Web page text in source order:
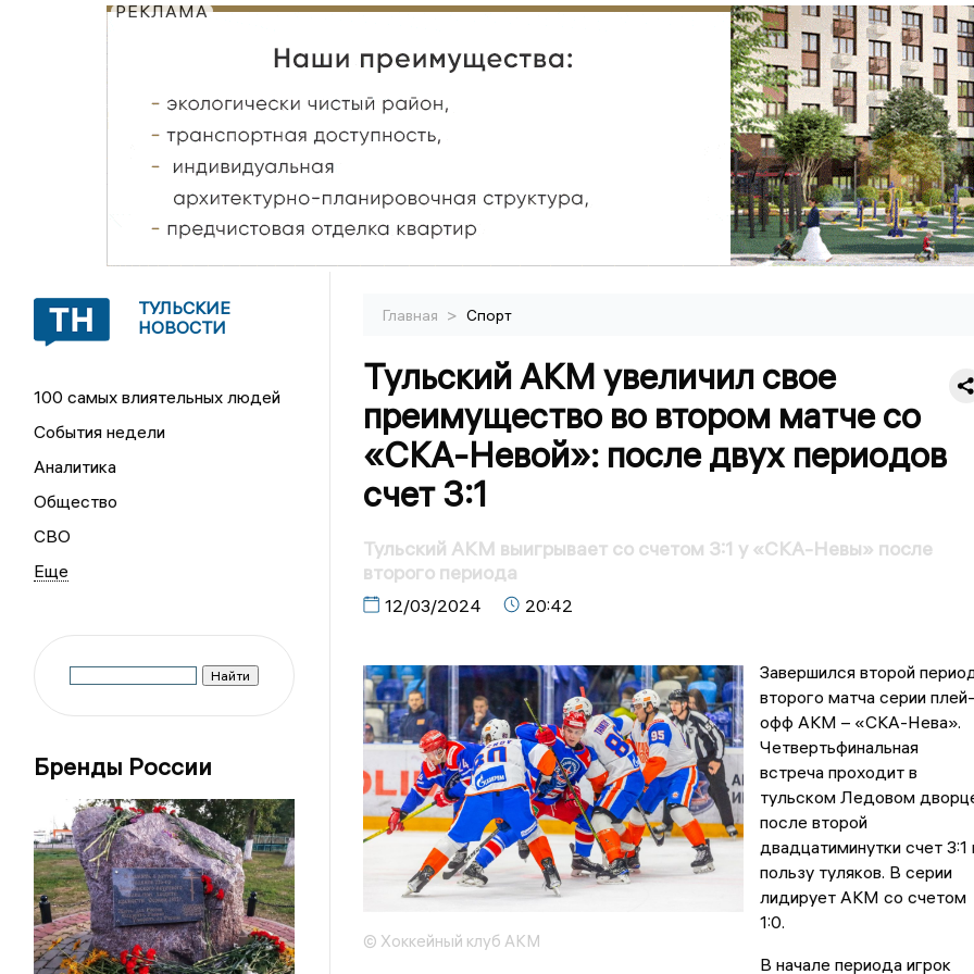
РЕКЛАМА
ТУЛЬСКИЕ
НОВОСТИ
100 самых влиятельных людей
События недели
Аналитика
Общество
СВО
Бренды России
Главная > Спорт
Тульский АКМ увеличил свое
преимущество во втором матче со
«СКА-Невой»: после двух периодов
счет 3:1
Тульский АКМ выигрывает со счетом 3:1 у «СКА-Невы» после
второго периода
12/03/2024 20:42
© Хоккейный клуб АКМ
Завершился второй
второго матча серии плей-
офф АКМ – «СКА-Нева».
Четвертьфинальная
встреча проходит в
тульском Ледовом
после второй
двадцатиминутки счет 3:1
пользу туляков. В серии
лидирует АКМ со счетом
1:0.
В начале периода игрок